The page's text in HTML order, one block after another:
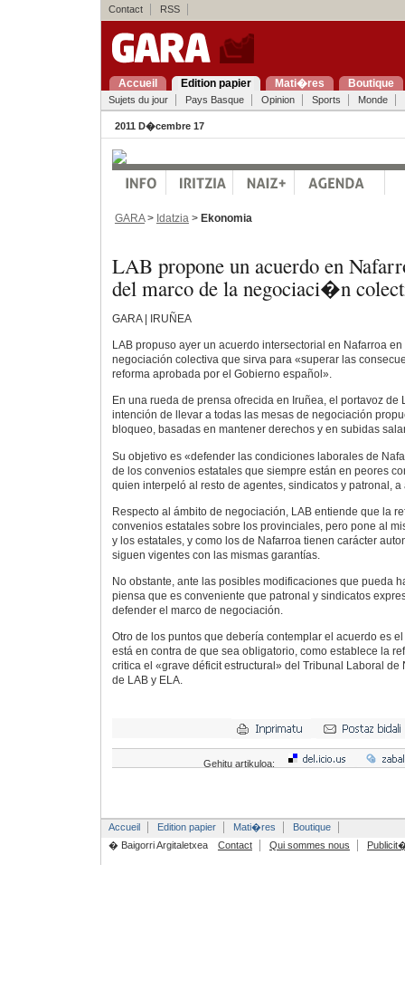
Contact RSS
Accueil Edition papier Mati�res Boutique
Sujets du jour Pays Basque Opinion Sports Monde
2011 D�cembre 17
GARA> Idatzia > Ekonomia
LAB propone un acuerdo en
del marco de la negociaci�n
GARA | IRUÑEA
LAB propuso ayer un acuerdo intersectorial en Nafarroa
negociación colectiva que sirva para «superar las
reforma aprobada por el Gobierno español».
En una rueda de prensa ofrecida en Iruñea, el portavoz de
intención de llevar a todas las mesas de negociación
bloqueo, basadas en mantener derechos y en subidas
Su objetivo es «defender las condiciones laborales de
de los convenios estatales que siempre están en peores
quien interpeló al resto de agentes, sindicatos y patronal, a
Respecto al ámbito de negociación, LAB entiende que la
convenios estatales sobre los provinciales, pero pone al
y los estatales, y como los de Nafarroa tienen carácter
siguen vigentes con las mismas garantías.
No obstante, ante las posibles modificaciones que pueda
piensa que es conveniente que patronal y sindicatos
defender el marco de negociación.
Otro de los puntos que debería contemplar el acuerdo es
está en contra de que sea obligatorio, como establece la
critica el «grave déficit estructural» del Tribunal Laboral de
de LAB y ELA.
Gehitu artikuloa:
Accueil Edition papier Mati�res
Boutique
� Baigorri Argitaletxea
Contact Qui sommes nous